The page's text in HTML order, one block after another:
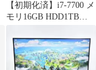
【初期化済】i7-7700 メ
モリ16GB HDD1TB